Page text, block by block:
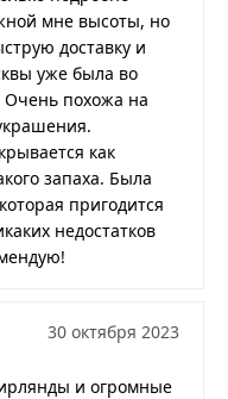
мне высоты, но
доставку и
уже была во
Очень похожа на
как
запаха. Была
пригодится
недостатков
30 октября 2023
и огромные